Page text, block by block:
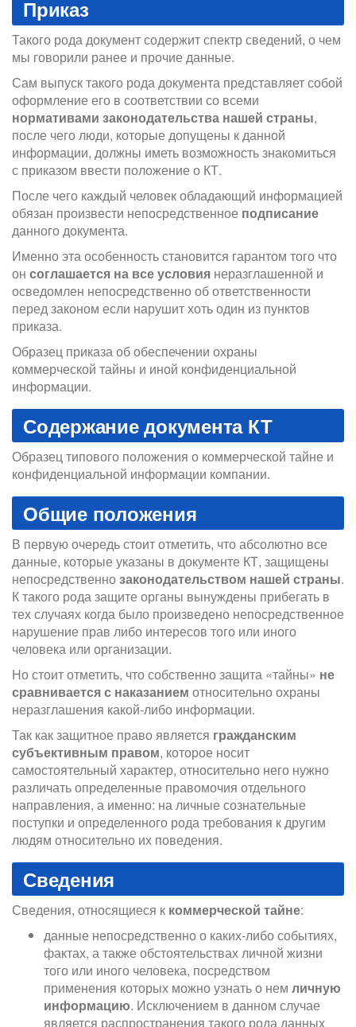
Приказ
Такого рода документ содержит спектр сведений, о чем
мы говорили ранее и прочие данные.
Сам выпуск такого рода документа представляет собой
оформление его в соответствии со всеми
нормативами законодательства нашей страны,
после чего люди, которые допущены к данной
информации, должны иметь возможность знакомиться
с приказом ввести положение о КТ.
После чего каждый человек обладающий информацией
обязан произвести непосредственное подписание
данного документа.
Именно эта особенность становится гарантом того что
он соглашается на все условия неразглашенной и
осведомлен непосредственно об ответственности
перед законом если нарушит хоть один из пунктов
приказа.
Образец приказа об обеспечении охраны
коммерческой тайны и иной конфиденциальной
информации.
Содержание документа КТ
Образец типового положения о коммерческой тайне и
конфиденциальной информации компании.
Общие положения
В первую очередь стоит отметить, что абсолютно все
данные, которые указаны в документе КТ, защищены
непосредственнозаконодательством нашей страны.
К такого рода защите органы вынуждены прибегать в
тех случаях когда было произведено непосредственное
нарушение прав либо интересов того или иного
человека или организации.
Но стоит отметить, что собственно защита «тайны» не
сравнивается с наказанием относительно охраны
неразглашения какой-либо информации.
Так как защитное право является гражданским
субъективным правом, которое носит
самостоятельный характер, относительно него нужно
различать определенные правомочия отдельного
направления, а именно: на личные сознательные
поступки и определенного рода требования к другим
людям относительно их поведения.
Сведения
Сведения, относящиеся к коммерческой тайне:
данные непосредственно о каких-либо событиях,
фактах, а также обстоятельствах личной жизни
того или иного человека, посредством
применения которых можно узнать о нем личную
информацию. Исключением в данном случае
является распространения такого рода данных